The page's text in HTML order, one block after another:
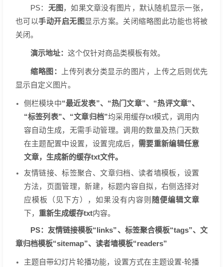
PS： 无图 ，如果文章没有图片，默认随机显示一张，
也可以手动开启无图 显示方案。关闭缩略图此功能也将被
关闭。
演示地址： 这个仅针对商品类模板有效。
缩略图： 上传列表分类显示的图片，上传之后则 优先
显示自定义图片。
侧栏模块中“最近发表”、“热门文章”、“热评文章”、
“标签列表”、“文章归档”均采用缓存txt模式，调用内
容自动生成，无需手动管理。调用的数量及热门天数
在主题配置中设置，设置完成后， 需要重新编辑任意
文章，生成新的缓存txt文件。
友情链接、标签聚合、文章归档、读者墙模板，设置
方法，页面管理，新建，标题内容自拟，右侧选择对
应模板（见下方），如果没有内容则 随便编辑文章
下， 重新生成缓存txt内容。
PS：友情链接模板“links”、标签聚合模板“tags”、文
章归档模板“sitemap”、读者墙模板“readers”
主题自带幻灯片轮播功能，设置方式在主题设置-轮播